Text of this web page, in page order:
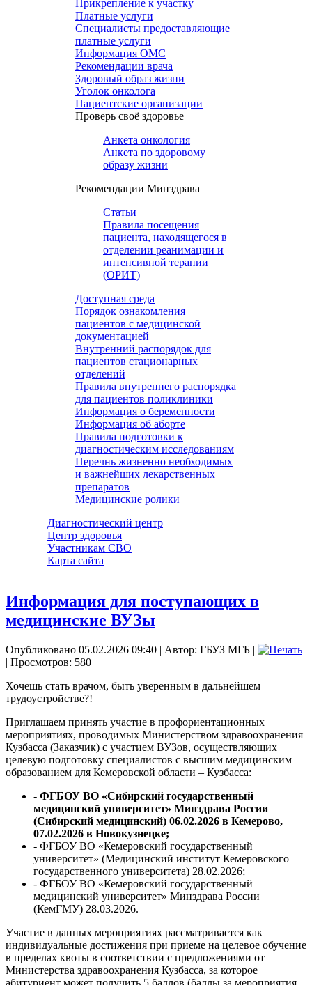
Прикрепление к участку
Платные услуги
Специалисты предоставляющие
платные услуги
Информация ОМС
Рекомендации врача
Здоровый образ жизни
Уголок онколога
Пациентские организации
Проверь своё здоровье
Анкета онкология
Анкета по здоровому
образу жизни
Рекомендации Минздрава
Статьи
Правила посещения
пациента, находящегося в
отделении реанимации и
интенсивной терапии
(ОРИТ)
Доступная среда
Порядок ознакомления
пациентов с медицинской
документацией
Внутренний распорядок для
пациентов стационарных
отделений
Правила внутреннего распорядка
для пациентов поликлиники
Информация о беременности
Информация об аборте
Правила подготовки к
диагностическим исследованиям
Перечнь жизненно необходимых
и важнейших лекарственных
препаратов
Медицинские ролики
Диагностический центр
Центр здоровья
Участникам СВО
Карта сайта
Информация для поступающих в
медицинские ВУЗы
Опубликовано 05.02.2026 09:40 | Автор: ГБУЗ МГБ |
| Просмотров: 580
Хочешь стать врачом, быть уверенным в дальнейшем
трудоустройстве?!
Приглашаем принять участие в профориентационных
мероприятиях, проводимых Министерством здравоохранения
Кузбасса (Заказчик) с участием ВУЗов, осуществляющих
целевую подготовку специалистов с высшим медицинским
образованием для Кемеровской области – Кузбасса:
- ФГБОУ ВО «Сибирский государственный
медицинский университет» Минздрава России
(Сибирский медицинский) 06.02.2026 в Кемерово,
07.02.2026 в Новокузнецке;
- ФГБОУ ВО «Кемеровский государственный
университет» (Медицинский институт Кемеровского
государственного университета) 28.02.2026;
- ФГБОУ ВО «Кемеровский государственный
медицинский университет» Минздрава России
(КемГМУ) 28.03.2026.
Участие в данных мероприятиях рассматривается как
индивидуальные достижения при приеме на целевое обучение
в пределах квоты в соответствии с предложениями от
Министерства здравоохранения Кузбасса, за которое
абитуриент может получить 5 баллов (баллы за мероприятия